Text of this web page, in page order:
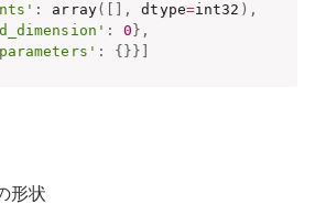
: array( , dtype=int32 ) ,
: 0 } ,
: { } }
形状